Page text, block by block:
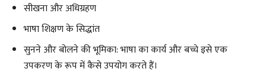
सीखना और अधिग्रहण
भाषा शिक्षण के सिद्धांत
सुनने और बोलने की भूमिका: भाषा का कार्य और बच्चे इसे एक
उपकरण के रूप में कैसे उपयोग करते हैं।